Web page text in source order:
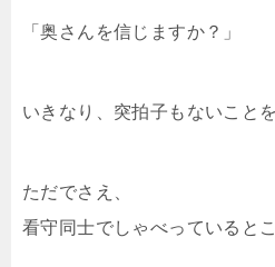
「奥さんを信じますか？」
いきなり、突拍子もないこと
ただでさえ、
看守同士でしゃべっていると